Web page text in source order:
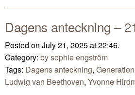
Dagens anteckning –
Posted on July 21, 2025 at 22:46.
Category: by sophie engström
Tags: Dagens anteckning,
Ludwig van Beethoven, Yvonne